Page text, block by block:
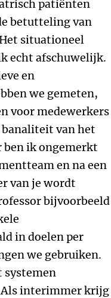
patiënten
betutteling van
situationeel
echt afschuwelijk.
en
we gemeten,
voor medewerkers
banaliteit van het
ben ik ongemerkt
en na een
van je wordt
bijvoorbeeld
in doelen per
we gebruiken.
systemen
interimmer krijg